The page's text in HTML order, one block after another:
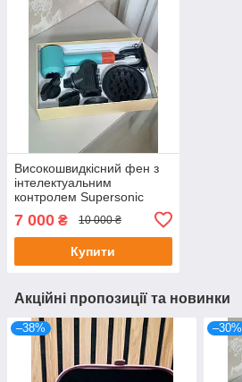
Високошвидкісний фен з
інтелектуальним
контролем Supersonic
7 000 ₴ 10 000 ₴
Купити
Акційні пропозиції та новинки
–38% –30%